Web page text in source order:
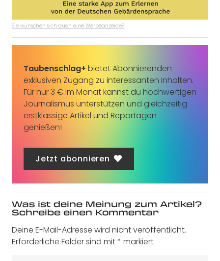
Sie wünschen sich auch eine Werbeanzeige?
Taubenschlag+ bietet Abonnierenden
exklusiven Zugang zu interessanten Inhalten.
Für nur 3 € im Monat kannst du hochwertigen
Journalismus unterstützen und gleichzeitig
erstklassige Artikel und Reportagen
genießen!
Jetzt abonnieren
Was ist deine Meinung zum Artikel?
Schreibe einen Kommentar
Deine E-Mail-Adresse wird nicht veröffentlicht.
Erforderliche Felder sind mit* markiert